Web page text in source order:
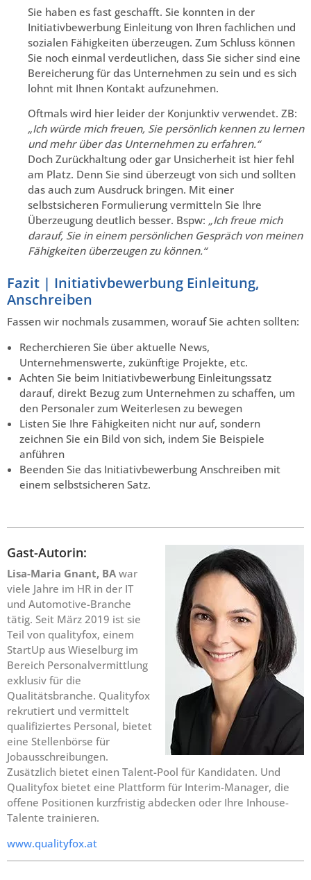
Sie haben es fast geschafft. Sie konnten in der
Initiativbewerbung Einleitung von Ihren fachlichen und
sozialen Fähigkeiten überzeugen. Zum Schluss können
Sie noch einmal verdeutlichen, dass Sie sicher sind eine
Bereicherung für das Unternehmen zu sein und es sich
lohnt mit Ihnen Kontakt aufzunehmen.
Oftmals wird hier leider der Konjunktiv verwendet. ZB:
„Ich würde mich freuen, Sie persönlich kennen zu lernen
und mehr über das Unternehmen zu erfahren.“
Doch Zurückhaltung oder gar Unsicherheit ist hier fehl
am Platz. Denn Sie sind überzeugt von sich und sollten
das auch zum Ausdruck bringen. Mit einer
selbstsicheren Formulierung vermitteln Sie Ihre
Überzeugung deutlich besser. Bspw: „Ich freue mich
darauf, Sie in einem persönlichen Gespräch von meinen
Fähigkeiten überzeugen zu können.“
Fazit | Initiativbewerbung Einleitung,
Anschreiben
Fassen wir nochmals zusammen, worauf Sie achten sollten:
Recherchieren Sie über aktuelle News,
Unternehmenswerte, zukünftige Projekte, etc.
Achten Sie beim Initiativbewerbung Einleitungssatz
darauf, direkt Bezug zum Unternehmen zu schaffen, um
den Personaler zum Weiterlesen zu bewegen
Listen Sie Ihre Fähigkeiten nicht nur auf, sondern
zeichnen Sie ein Bild von sich, indem Sie Beispiele
anführen
Beenden Sie das Initiativbewerbung Anschreiben mit
einem selbstsicheren Satz.
Gast-Autorin:
Lisa-Maria Gnant, BA war
viele Jahre im HR in der IT
und Automotive-Branche
tätig. Seit März 2019 ist sie
Teil von qualityfox, einem
StartUp aus Wieselburg im
Bereich Personalvermittlung
exklusiv für die
Qualitätsbranche. Qualityfox
rekrutiert und vermittelt
qualifiziertes Personal, bietet
eine Stellenbörse für
Jobausschreibungen.
Zusätzlich bietet einen Talent-Pool für Kandidaten. Und
Qualityfox bietet eine Plattform für Interim-Manager, die
offene Positionen kurzfristig abdecken oder Ihre Inhouse-
Talente trainieren.
www.qualityfox.at